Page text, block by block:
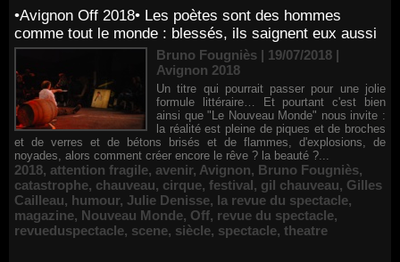
•Avignon Off 2018• Les poètes sont des hommes
comme tout le monde : blessés, ils saignent eux aussi
Bruno Fougniès | 19/07/2018 |
Avignon 2018
Un titre qui pourrait passer pour une jolie
formule littéraire… Et pourtant c'est bien
ainsi que "Le Nouveau Monde" nous invite :
la réalité est pleine de piques et de broches
et de verres et de bétons brisés et de flammes, d'explosions, de
noyades, alors comment créer encore le rêve ? la beauté ?...
2018, attention fragile, avenir, Avignon, Bruno Fougniès,
catastrophe, chauveau, cirque, festival, gil chauveau, Gilles
Cailleau, humour, Julie Denisse, la revue du spectacle,
magazine, Nouveau Monde, Off, revue du spectacle,
revueduspectacle, scene, siècle, spectacle, theatre